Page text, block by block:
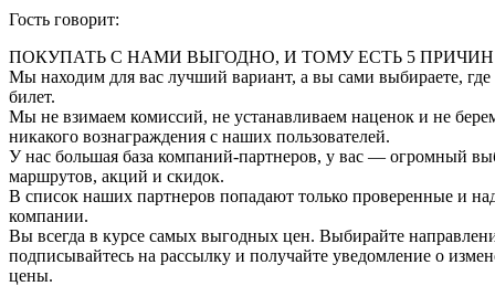
Гость говорит:
ПОКУПАТЬ С НАМИ ВЫГОДНО, И ТОМУ ЕСТЬ 5
Мы находим для вас лучший вариант, а вы сами выбираете, где
билет.
Мы не взимаем комиссий, не устанавливаем наценок и не
никакого вознаграждения с наших пользователей.
У нас большая база компаний-партнеров, у вас — огромный
маршрутов, акций и скидок.
В список наших партнеров попадают только проверенные и
компании.
Вы всегда в курсе самых выгодных цен. Выбирайте
подписывайтесь на рассылку и получайте уведомление о
цены.